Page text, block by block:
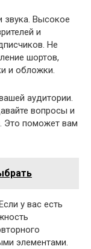
звука. Высокое
и
Не
шортов,
и обложки.
аудитории.
вопросы и
Это поможет вам
у вас есть
элементами.